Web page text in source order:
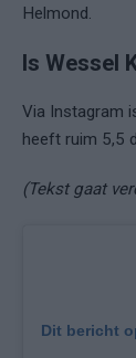
Helmond.
Is Wessel
Via Instagram
heeft ruim 5,5
(Tekst gaat
Dit bericht